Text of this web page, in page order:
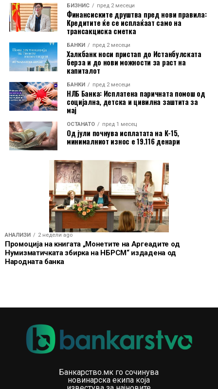
сегашниот широк пристап, кој опфаќа речиси
целокупниот американски увоз, нема преседан и ги
надминува законските рамки.
БИЗНИС пред 2 месеци
Финансиските друштва пред нови правила:
Кредитите ќе се исплаќаат само на
трансакциска сметка
БАНКИ пред 2 месеци
Халкбанк носи пристап до Истанбулската
берза и до нови можности за раст на
капиталот
БАНКИ пред 2 месеци
НЛБ Банка: Исплатена паричната помош од
социјална, детска и цивилна заштита за
мај
ОСТАНАТО пред 1 месец
Од јули почнува исплатата на К-15,
минималниот износ е 19.116 денари
АНАЛИЗИ 2 недели ago
Промоција на книгата „Монетите на Аргеадите од
Нумизматичката збирка на НБРСМ“ издаденa од
Народната банка
Банкарство.мк го сочинува
новинарска екипа која